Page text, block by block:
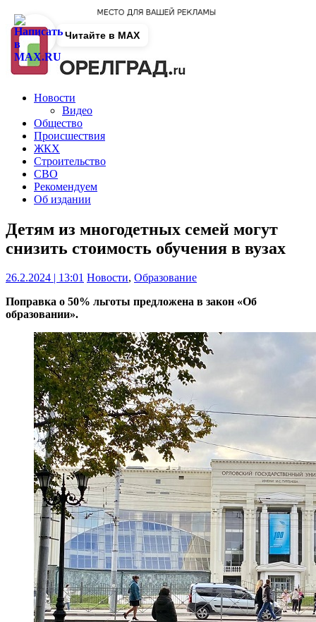
Новости
Видео
Общество
Происшествия
ЖКХ
Строительство
СВО
Рекомендуем
Об издании
Детям из многодетных семей могут
снизить стоимость обучения в вузах
26.2.2024 | 13:01 Новости, Образование
Поправка о 50% льготы предложена в закон «Об
образовании».
Читайте в MAX